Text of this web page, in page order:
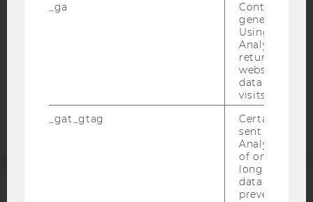
STUDIENBEWERBER*INNEN UND STUDIERENDE
Barrierefreiheitserklärung
_ga
Contains a
generated
Using this
Analytics can
returning
website and
data from
visits.
_gat_gtag
Certain data
sent to
Analytics a
of once per
long as it is
data
prevented.